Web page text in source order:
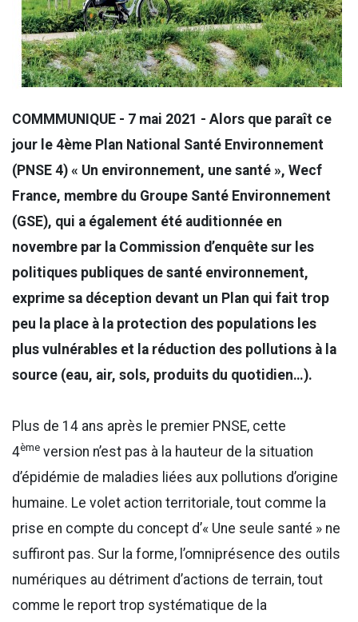
COMMMUNIQUE - 7 mai 2021 - Alors que paraît ce
jour le 4ème Plan National Santé Environnement
(PNSE 4) « Un environnement, une santé », Wecf
France, membre du Groupe Santé Environnement
(GSE), qui a également été auditionnée en
novembre par la Commission d’enquête sur les
politiques publiques de santé environnement,
exprime sa déception devant un Plan qui fait trop
peu la place à la protection des populations les
plus vulnérables et la réduction des pollutions à la
source (eau, air, sols, produits du quotidien…).
Plus de 14 ans après le premier PNSE, cette
4ème version n’est pas à la hauteur de la situation
d’épidémie de maladies liées aux pollutions d’origine
humaine. Le volet action territoriale, tout comme la
prise en compte du concept d’« Une seule santé » ne
suffiront pas. Sur la forme, l’omniprésence des outils
numériques au détriment d’actions de terrain, tout
comme le report trop systématique de la